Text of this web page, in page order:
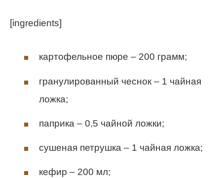
[ingredients]
картофельное пюре – 200 грамм;
гранулированный чеснок – 1 чайная
ложка;
паприка – 0,5 чайной ложки;
сушеная петрушка – 1 чайная ложка;
кефир – 200 мл;